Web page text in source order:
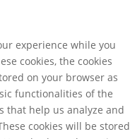
experience while you
cookies, the cookies
on your browser as
functionalities of the
that help us analyze and
cookies will be stored